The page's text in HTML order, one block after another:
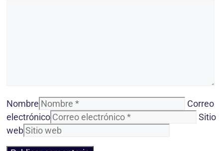
Nombre
Correo
electrónico
Sitio
web